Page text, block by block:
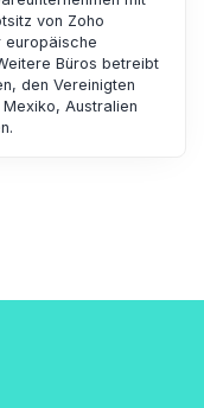
von Zoho
europäische
Büros betreibt
den Vereinigten
Australien